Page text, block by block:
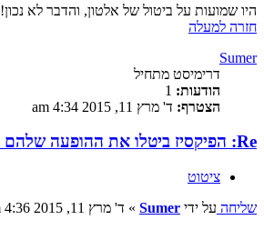
היו שמועות על ביטול של אלטון, והדבר לא נכון!
חזרה למעלה
Sumer
דרימיסט מתחיל
הודעות:
הצטרף: ד' מרץ 11, 2015 4:34 am
Re: הפיקסיז ביטלו את ההופעה שלהם ביום רביעי הקרוב
ציטוט
שליחה על ידי Sumer
» ד' מרץ 11, 2015 4:36 am